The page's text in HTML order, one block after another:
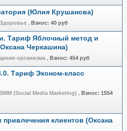
(Юлия Крушанова)
, Взнос: 40 руб
Тариф Яблочный метод и
Черкашина)
организма , Взнос: 454 руб
Тариф Эконом-класс
(Social Media Marketing) , Взнос: 1554
клиентов (Оксана